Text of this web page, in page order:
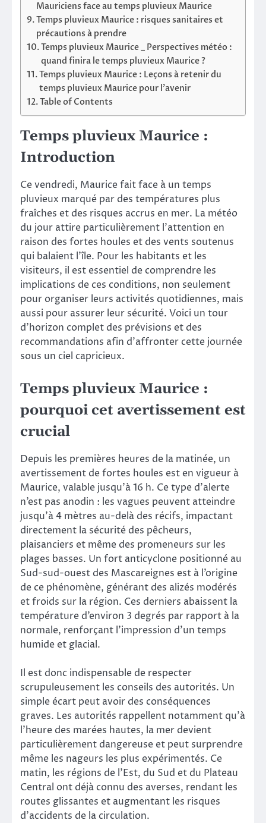
Mauriciens face au temps pluvieux Maurice
Temps pluvieux Maurice : risques sanitaires et
précautions à prendre
Temps pluvieux Maurice _ Perspectives météo :
quand finira le temps pluvieux Maurice ?
Temps pluvieux Maurice : Leçons à retenir du
temps pluvieux Maurice pour l’avenir
Table of Contents
Temps pluvieux Maurice :
Introduction
Ce vendredi, Maurice fait face à un temps
pluvieux marqué par des températures plus
fraîches et des risques accrus en mer. La météo
du jour attire particulièrement l’attention en
raison des fortes houles et des vents soutenus
qui balaient l’île. Pour les habitants et les
visiteurs, il est essentiel de comprendre les
implications de ces conditions, non seulement
pour organiser leurs activités quotidiennes, mais
aussi pour assurer leur sécurité. Voici un tour
d’horizon complet des prévisions et des
recommandations afin d’affronter cette journée
sous un ciel capricieux.
Temps pluvieux Maurice :
pourquoi cet avertissement est
crucial
Depuis les premières heures de la matinée, un
avertissement de fortes houles est en vigueur à
Maurice, valable jusqu’à 16 h. Ce type d’alerte
n’est pas anodin : les vagues peuvent atteindre
jusqu’à 4 mètres au-delà des récifs, impactant
directement la sécurité des pêcheurs,
plaisanciers et même des promeneurs sur les
plages basses. Un fort anticyclone positionné au
Sud-sud-ouest des Mascareignes est à l’origine
de ce phénomène, générant des alizés modérés
et froids sur la région. Ces derniers abaissent la
température d’environ 3 degrés par rapport à la
normale, renforçant l’impression d’un temps
humide et glacial.
Il est donc indispensable de respecter
scrupuleusement les conseils des autorités. Un
simple écart peut avoir des conséquences
graves. Les autorités rappellent notamment qu’à
l’heure des marées hautes, la mer devient
particulièrement dangereuse et peut surprendre
même les nageurs les plus expérimentés. Ce
matin, les régions de l’Est, du Sud et du Plateau
Central ont déjà connu des averses, rendant les
routes glissantes et augmentant les risques
d’accidents de la circulation.